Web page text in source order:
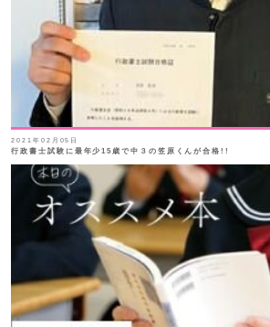
2021年02月05日
行政書士試験に最年少15歳で中３の笠原くんが合格!!